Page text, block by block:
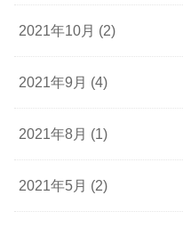
2021年10月 (2)
2021年9月 (4)
2021年8月 (1)
2021年5月 (2)